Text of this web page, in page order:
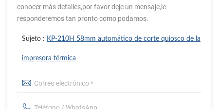
conocer más detalles,por favor deje un mensaje,le
responderemos tan pronto como podamos.
Sujeto : KP-210H 58mm automático de corte quiosco de la
impresora térmica